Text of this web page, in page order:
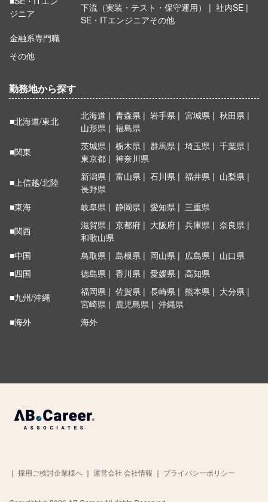
ジニア
下流（実装・テスト・保守運用）
社内SE
SE・ITエンジニアその他
金融系専門職
その他
勤務地から探す
■北海道/東北 北海道 青森県 岩手県 宮城県
秋田県
山形県
福島県
■関東
茨城県 栃木県 群馬県 埼玉県
千葉県
東京都
神奈川県
■上信越/北陸
新潟県 富山県 石川県 福井県
山梨県
長野県
■東海
岐阜県 静岡県 愛知県
三重県
■関西
滋賀県 京都府 大阪府 兵庫県
奈良県
和歌山県
■中国
鳥取県 島根県 岡山県 広島県
山口県
■四国
徳島県 香川県 愛媛県
高知県
■九州/沖縄
福岡県 佐賀県 長崎県 熊本県
大分県
宮崎県
鹿児島県
沖縄県
■海外
海外
｜ 採用ご検討企業様へ ｜ 運営会社 会社情報 ｜ プライバシーポリシー